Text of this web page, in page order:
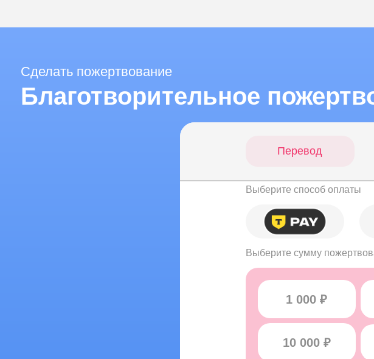
Сделать пожертвование
Благотворительное
Перевод
Выберите способ оплаты
Выберите сумму
1 000 ₽
10 000 ₽